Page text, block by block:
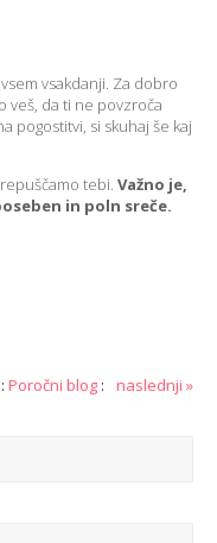
vsakdanji. Za dobro
veš, da ti ne povzroča
pogostitvi, si skuhaj še kaj
tebi. Važno je,
in poln sreče.
: Poročni blog : naslednji »